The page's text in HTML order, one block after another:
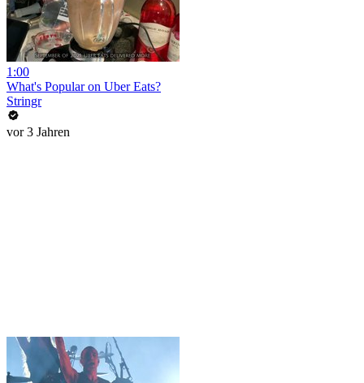
1:00
What's Popular on Uber Eats?
Stringr
vor 3 Jahren